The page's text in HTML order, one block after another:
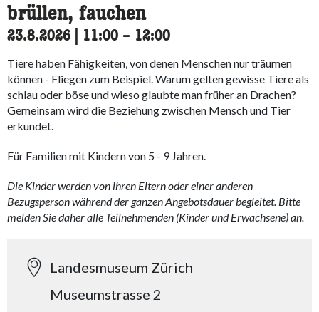
brüllen, fauchen
23.8.2026 11:00 accessibility.time_to
– 12:00
Tiere haben Fähigkeiten, von denen Menschen nur träumen
können - Fliegen zum Beispiel. Warum gelten gewisse Tiere als
schlau oder böse und wieso glaubte man früher an Drachen?
Gemeinsam wird die Beziehung zwischen Mensch und Tier
erkundet.
Für Familien mit Kindern von 5 - 9 Jahren.
Die Kinder werden von ihren Eltern oder einer anderen
Bezugsperson während der ganzen Angebotsdauer begleitet. Bitte
melden Sie daher alle Teilnehmenden (Kinder und Erwachsene) an.
Landesmuseum Zürich
Museumstrasse 2